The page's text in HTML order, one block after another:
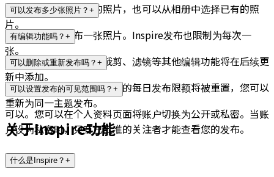
您可以发布当天拍摄的照片，也可以从相册中选择已有的照
片。
可以发布多少张照片？ +
每个主题可以发布一张照片。Inspire发布也限制为每次一
张。
有编辑功能吗？ +
您可以编辑图片说明。裁剪、滤镜等其他编辑功能将在后续更
新中添加。
可以删除或重新发布吗？ +
可以删除发布。删除后，您的每日发布限额将被重置，您可以
重新为同一主题发布。
可以设置发布的可见范围吗？ +
可以。您可以在个人资料页面将账户切换为公开或私密。当账
户设为私密时，只有已批准的关注者才能查看您的发布。
关于Inspire功能
什么是Inspire？ +